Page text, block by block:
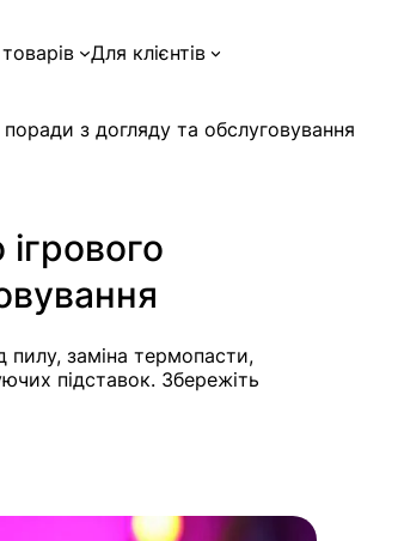
Для клієнтів
з догляду та обслуговування
пилу, заміна термопасти,
підставок. Збережіть